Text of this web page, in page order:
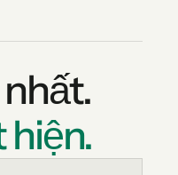
hiện.